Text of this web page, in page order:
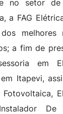
no setor de
a FAG
melhores
a fim de
em
Itapevi,
De